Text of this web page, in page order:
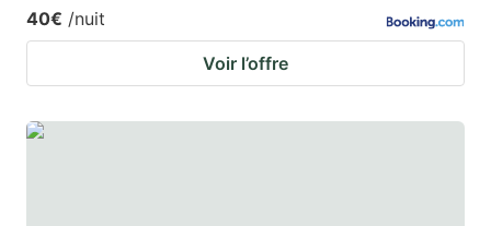
40€ /nuit
Voir l’offre